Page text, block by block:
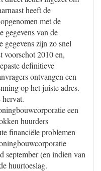
heeft de
met de
gegevens van de
gegevens zijn zo snel
voorschot 2010 en,
definitieve
ontvangen een
op het juiste adres.
een
huurders
financiële problemen
september (en indien van
huurtoeslag.